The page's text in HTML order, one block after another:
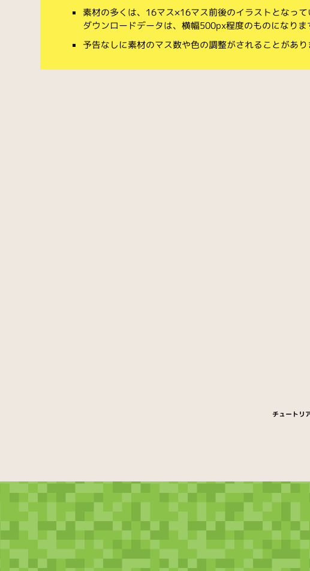
素材の多くは、16マス×16マス前後のイラストとなって
ダウンロードデータは、横幅500px程度のものになり
予告なしに素材のマス数や色の調整がされることがあり
チュートリ